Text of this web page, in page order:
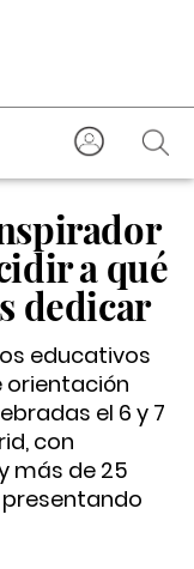
a qué
dedicar
educativos
orientación
el 6 y 7
con
más de 25
presentando